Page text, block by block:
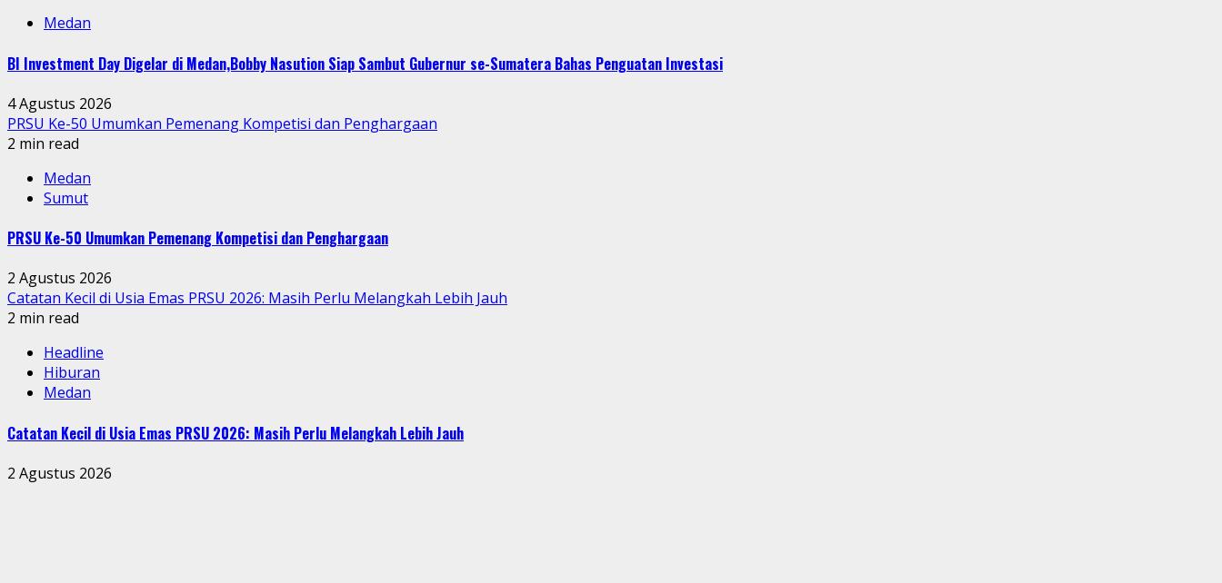
Medan
BI Investment Day Digelar di Medan,Bobby Nasution Siap Sambut Gubernur se-Sumatera Bahas Penguatan Investasi
4 Agustus 2026
PRSU Ke-50 Umumkan Pemenang Kompetisi dan Penghargaan
2 min read
Medan
Sumut
PRSU Ke-50 Umumkan Pemenang Kompetisi dan Penghargaan
2 Agustus 2026
Catatan Kecil di Usia Emas PRSU 2026: Masih Perlu Melangkah Lebih Jauh
2 min read
Headline
Hiburan
Medan
Catatan Kecil di Usia Emas PRSU 2026: Masih Perlu Melangkah Lebih Jauh
2 Agustus 2026